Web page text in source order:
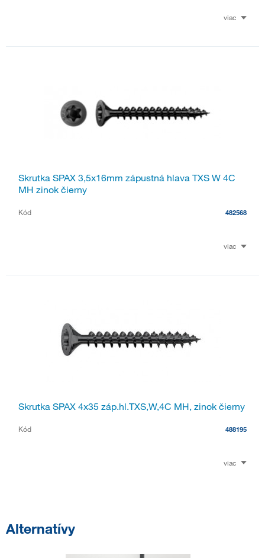
viac
Skrutka SPAX 3,5x16mm zápustná hlava TXS W 4C
MH zinok čierny
Kód 482568
viac
Skrutka SPAX 4x35 záp.hl.TXS,W,4C MH, zinok čierny
Kód 488195
viac
Alternatívy